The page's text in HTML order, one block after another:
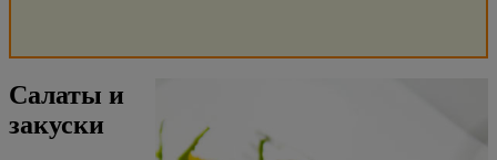
Салаты и
закуски